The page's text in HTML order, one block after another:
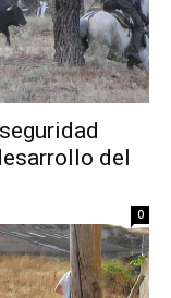
del
0